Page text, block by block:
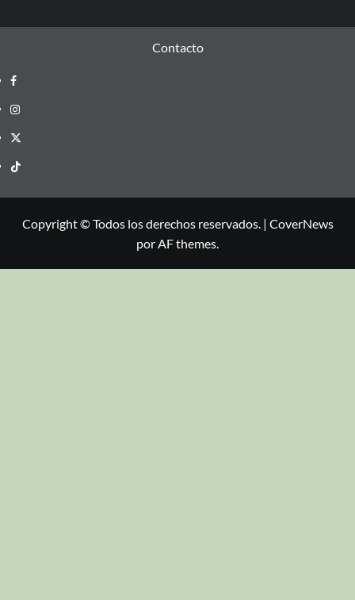
Contacto
Copyright © Todos los derechos reservados. | CoverNews
por AF themes.